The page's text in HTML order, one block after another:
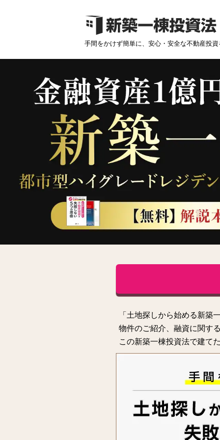
手間をかけず簡単に、安心・安全な不動産投
「土地探しから始める新築
物件のご紹介、融資に関す
この新築一棟投資法で建て